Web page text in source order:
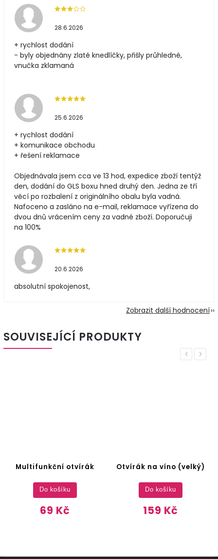
28.6.2026
+ rychlost dodání
- byly objednány zlaté knedlíčky, přišly průhledné,
vnučka zklamaná
25.6.2026
+ rychlost dodání
+ komunikace obchodu
+ řešení reklamace
Objednávala jsem cca ve 13 hod, expedice zboží tentýž
den, dodání do GLS boxu hned druhý den. Jedna ze tří
věcí po rozbalení z originálního obalu byla vadná.
Nafoceno a zasláno na e-mail, reklamace vyřízena do
dvou dnů vrácením ceny za vadné zboží. Doporučuji
na 100%
20.6.2026
absolutní spokojenost,
Zobrazit další hodnocení
SOUVISEJÍCÍ PRODUKTY
Previous
Multifunkční otvírák
69 Kč
Do košíku
Otvírák na víno (velký)
159 Kč
Do košíku
Next